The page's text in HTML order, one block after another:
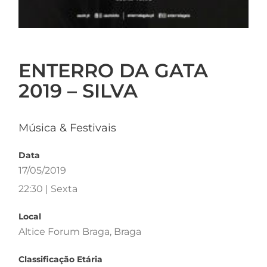
ENTERRO DA GATA
2019 – SILVA
Música & Festivais
Data
17/05/2019
22:30 | Sexta
Local
Altice Forum Braga, Braga
Classificação Etária